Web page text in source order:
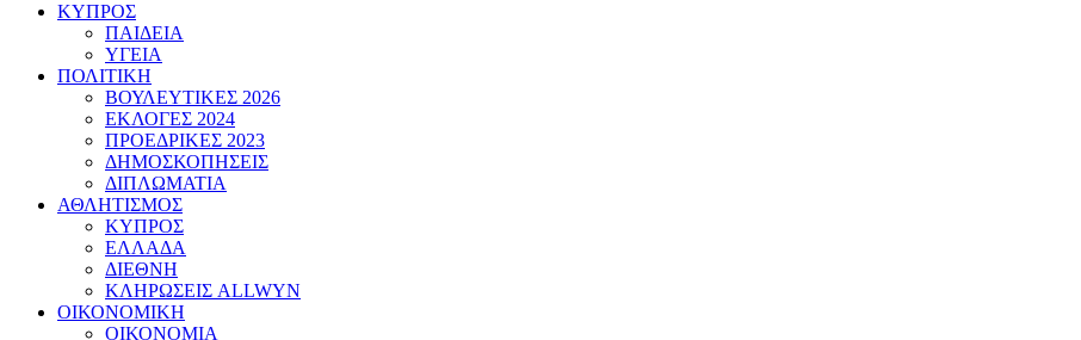
ΚΥΠΡΟΣ
ΠΑΙΔΕΙΑ
ΥΓΕΙΑ
ΠΟΛΙΤΙΚΗ
ΒΟΥΛΕΥΤΙΚΕΣ 2026
ΕΚΛΟΓΕΣ 2024
ΠΡΟΕΔΡΙΚΕΣ 2023
ΔΗΜΟΣΚΟΠΗΣΕΙΣ
ΔΙΠΛΩΜΑΤΙΑ
ΑΘΛΗΤΙΣΜΟΣ
ΚΥΠΡΟΣ
ΕΛΛΑΔΑ
ΔΙΕΘΝΗ
ΚΛΗΡΩΣΕΙΣ ALLWYN
ΟΙΚΟΝΟΜΙΚΗ
ΟΙΚΟΝΟΜΙΑ